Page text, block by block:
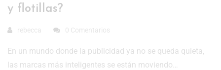
y flotillas?
rebecca 0 Comentarios
En un mundo donde la publicidad ya no se queda quieta,
las marcas más inteligentes se están moviendo…